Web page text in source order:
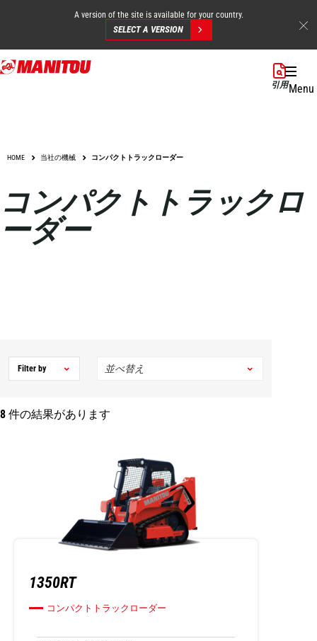
Skip
to
A version of the site is available for your country.
SELECT A VERSION
引用Menu
HOME 当社の機械 コンパクトトラックローダー
コンパクトトラックロ
ーダー
8 件の結果があります
Filter by
1350RT
コンパクトトラックローダー